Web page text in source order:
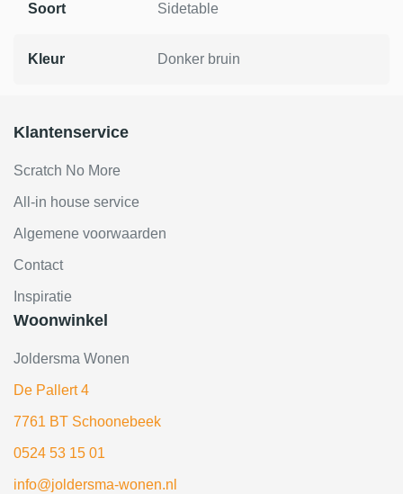
Soort Sidetable
Kleur Donker bruin
Klantenservice
Scratch No More
All-in house service
Algemene voorwaarden
Contact
Inspiratie
Woonwinkel
Joldersma Wonen
De Pallert 4
7761 BT Schoonebeek
0524 53 15 01
info@joldersma-wonen.nl